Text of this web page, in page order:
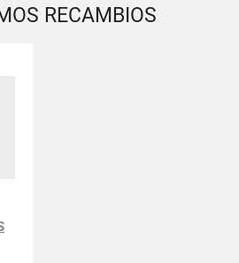
RECAMBIOS